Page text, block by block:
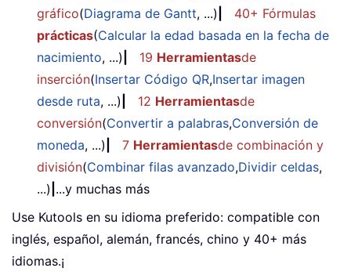
gráfico(Diagrama de Gantt, ...)
40+ Fórmulas
prácticas(Calcular la edad basada en la fecha de
nacimiento, ...) 19 Herramientasde
inserción(Insertar Código QR,Insertar imagen
desde ruta, ...) 12 Herramientasde
conversión(Convertir a palabras,Conversión de
moneda, ...) 7 Herramientasde combinación y
división(Combinar filas avanzado,Dividir celdas,
...) ...y muchas más
Use Kutools en su idioma preferido: compatible con
inglés, español, alemán, francés, chino y 40+ más
idiomas.¡